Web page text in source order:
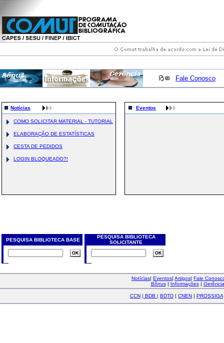
Fale Conosco
Notícias
COMO SOLICITAR MATERIAL - TUTORIAL
ELABORAÇÃO DE ESTATÍSTICAS
CESTA DE PEDIDOS
LOGIN BLOQUEADO?!
Eventos
PESQUISA BIBLIOTECA BASE
PESQUISA BIBLIOTECA
SOLICITANTE
Notícias| Eventos| Artigos| Fale
Bônus| Informações| Gerência
CCN | BDB | BDTD | CNEN | PROSSIGA